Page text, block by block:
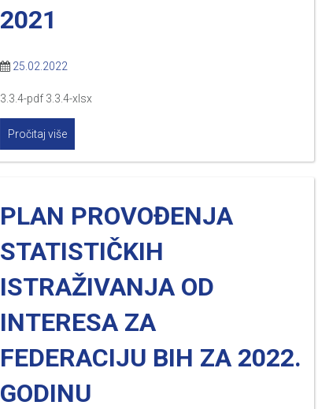
2021
25.02.2022
3.3.4-pdf 3.3.4-xlsx
Pročitaj više
PLAN PROVOĐENJA
STATISTIČKIH
ISTRAŽIVANJA OD
INTERESA ZA
FEDERACIJU BIH ZA 2022.
GODINU